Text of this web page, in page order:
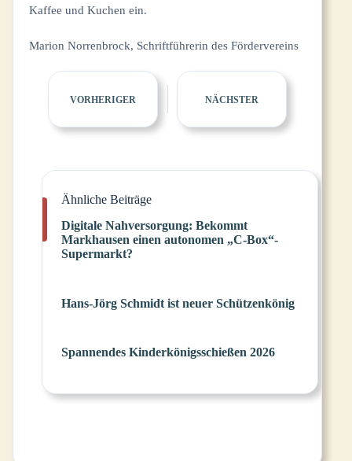
Kaffee und Kuchen ein.
Marion Norrenbrock, Schriftführerin des Fördervereins
VORHERIGER NÄCHSTER
Ähnliche Beiträge
Digitale Nahversorgung: Bekommt
Markhausen einen autonomen „C-Box“-
Supermarkt?
Hans-Jörg Schmidt ist neuer Schützenkönig
Spannendes Kinderkönigsschießen 2026